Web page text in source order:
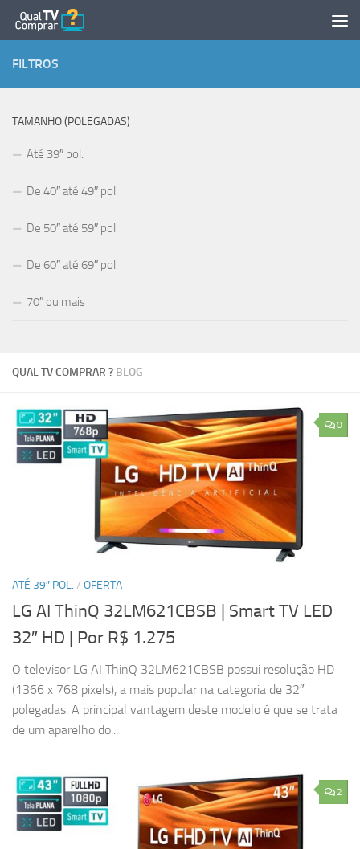
Skip to content
QUAL TV COMPRAR ? BLOG
0
ATÉ 39″ POL. / OFERTA
LG AI ThinQ 32LM621CBSB | Smart TV LED
32″ HD
| Por R$ 1.275
O televisor LG AI ThinQ 32LM621CBSB possui resolução HD
(1366 x 768 pixels), a mais popular na categoria de 32″
polegadas. A principal vantagem deste modelo é que se trata
de um aparelho do...
2
FILTROS
TAMANHO (POLEGADAS)
Até 39″ pol.
De 40″ até 49″ pol.
De 50″ até 59″ pol.
De 60″ até 69″ pol.
70″ ou mais